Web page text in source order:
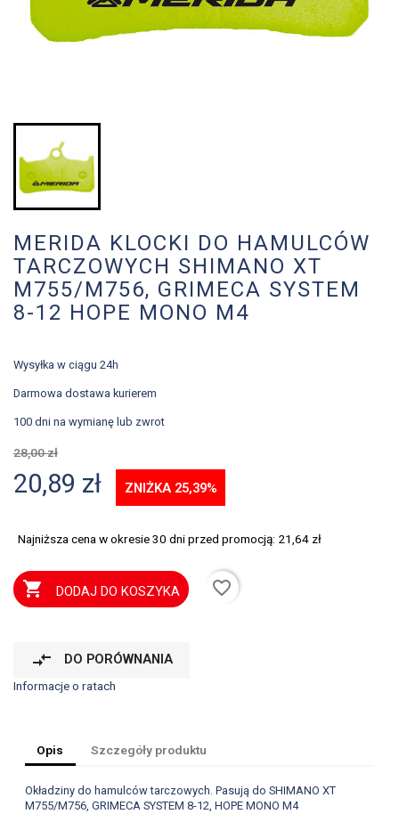
MERIDA KLOCKI DO HAMULCÓW
TARCZOWYCH SHIMANO XT
M755/M756, GRIMECA SYSTEM
8-12 HOPE MONO M4
Wysyłka w ciągu 24h
Darmowa dostawa kurierem
100 dni na wymianę lub zwrot
28,00 zł
20,89 zł ZNIŻKA 25,39%
Najniższa cena w okresie 30 dni przed promocją: 21,64 zł
 DODAJ DO KOSZYKA favorite_border
compare_arrows DO PORÓWNANIA
Informacje o ratach
Opis Szczegóły produktu
Okładziny do hamulców tarczowych. Pasują do SHIMANO XT
M755/M756, GRIMECA SYSTEM 8-12, HOPE MONO M4